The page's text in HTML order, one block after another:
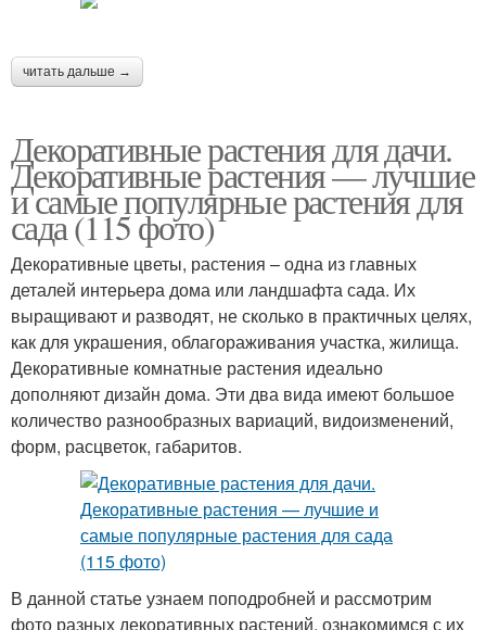
читать дальше →
Декоративные растения для дачи.
Декоративные растения — лучшие
и самые популярные растения для
сада (115 фото)
Декоративные цветы, растения – одна из главных
деталей интерьера дома или ландшафта сада. Их
выращивают и разводят, не сколько в практичных целях,
как для украшения, облагораживания участка, жилища.
Декоративные комнатные растения идеально
дополняют дизайн дома. Эти два вида имеют большое
количество разнообразных вариаций, видоизменений,
форм, расцветок, габаритов.
В данной статье узнаем поподробней и рассмотрим
фото разных декоративных растений, ознакомимся с их